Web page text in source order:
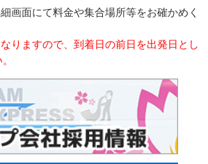
画面にて料金や集合場所等をお確かめく
りますので、到着日の前日を出発日とし